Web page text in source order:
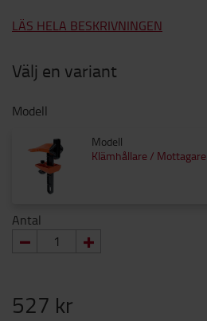
LÄS HELA BESKRIVNINGEN
Välj en variant
Modell
Modell
Klämhållare / Mottagare
Antal
527 kr